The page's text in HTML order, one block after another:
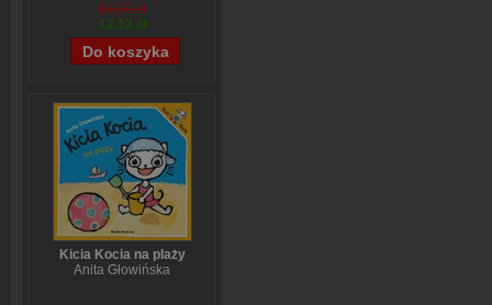
14,90 zł
12,12 zł
Kicia Kocia na plaży
Anita Głowińska